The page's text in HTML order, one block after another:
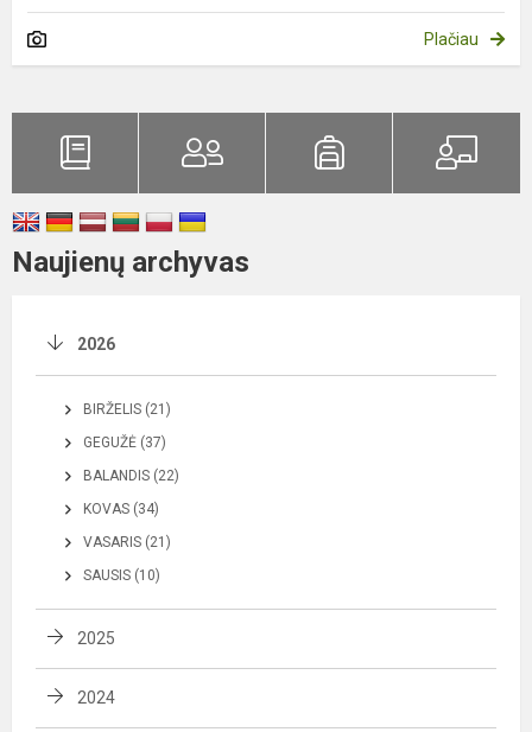
Plačiau
Naujienų archyvas
2026
BIRŽELIS (21)
GEGUŽĖ (37)
BALANDIS (22)
KOVAS (34)
VASARIS (21)
SAUSIS (10)
2025
2024